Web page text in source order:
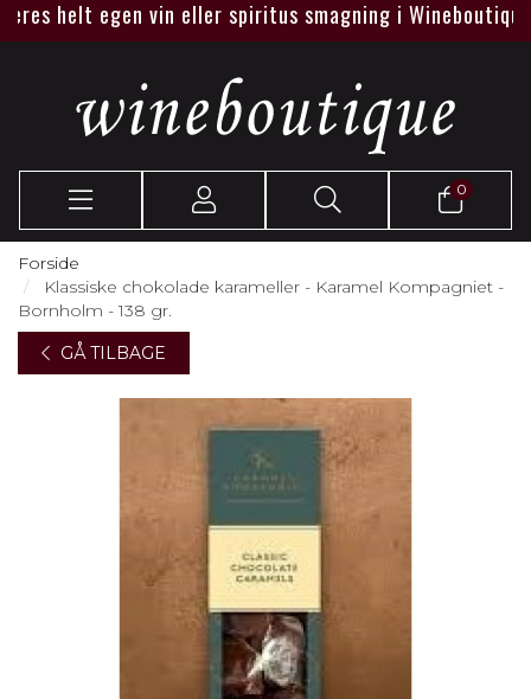
helt egen vin eller spiritus smagning i Wineboutique
0
Forside
Klassiske chokolade karameller - Karamel Kompagniet -
Bornholm - 138 gr.
GÅ TILBAGE